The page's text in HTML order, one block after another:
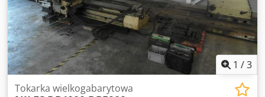
1 /3
Tokarka wielkogabarytowa